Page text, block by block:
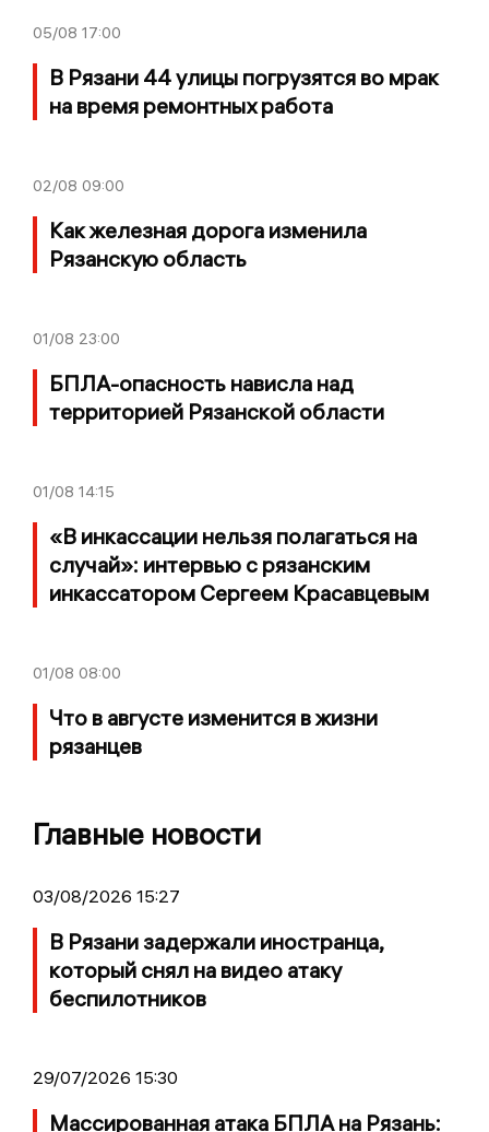
05/08 17:00
В Рязани 44 улицы погрузятся во мрак
на время ремонтных работа
02/08 09:00
Как железная дорога изменила
Рязанскую область
01/08 23:00
БПЛА-опасность нависла над
территорией Рязанской области
01/08 14:15
«В инкассации нельзя полагаться на
случай»: интервью с рязанским
инкассатором Сергеем Красавцевым
01/08 08:00
Что в августе изменится в жизни
рязанцев
Главные новости
03/08/2026 15:27
В Рязани задержали иностранца,
который снял на видео атаку
беспилотников
29/07/2026 15:30
Массированная атака БПЛА на Рязань: